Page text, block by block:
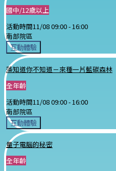
國中/12歲以上
活動時間11/08 09:00 -16:00
南部院區
互動體驗
藻知道你不知道－來種一片藍碳森林
全年齡
活動時間11/08 09:00 - 16:00
南部院區
互動體驗
量子電腦的秘密
全年齡